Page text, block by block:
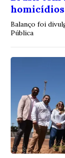
Balanço foi
Pública